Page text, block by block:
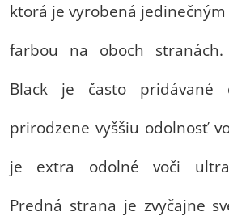
ktorá je vyrobená jedinečným
farbou na oboch stranách.
Black je často pridávané
prirodzene vyššiu odolnosť
je extra odolné voči
Predná strana je zvyčajne